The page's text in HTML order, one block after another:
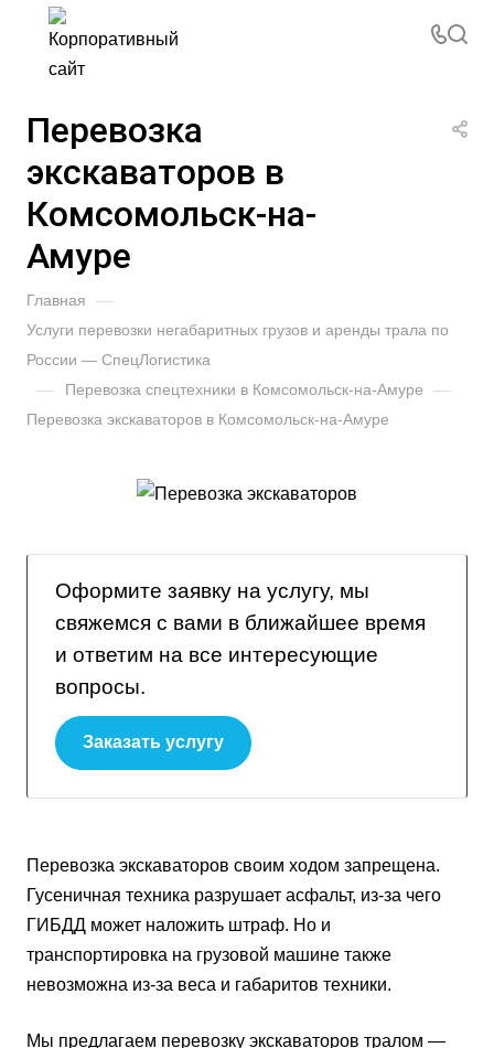
Перевозка
экскаваторов в
Комсомольск-на-
Амуре
Главная —
Услуги перевозки негабаритных грузов и аренды трала по
России — СпецЛогистика
— Перевозка спецтехники в Комсомольск-на-Амуре —
Перевозка экскаваторов в Комсомольск-на-Амуре
Оформите заявку на услугу, мы
свяжемся с вами в ближайшее время
и ответим на все интересующие
вопросы.
Заказать услугу
Перевозка экскаваторов своим ходом запрещена.
Гусеничная техника разрушает асфальт, из-за чего
ГИБДД может наложить штраф. Но и
транспортировка на грузовой машине также
невозможна из-за веса и габаритов техники.
Мы предлагаем перевозку экскаваторов тралом —